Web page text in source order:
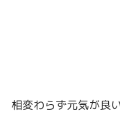
相変わらず元気が良